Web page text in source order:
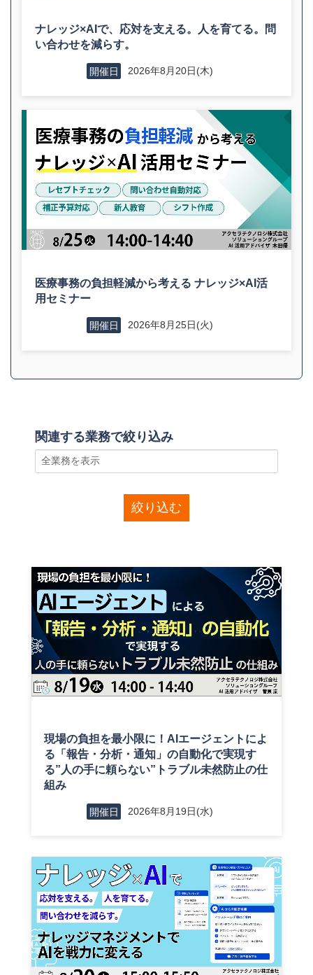
ナレッジ×AIで、応対を支える。人を育てる。問
い合わせを減らす。
開催日 2026年8月20日(木)
医療事務の負担軽減から考える ナレッジ×AI活
用セミナー
開催日 2026年8月25日(火)
関連する業務で絞り込み
絞り込む
現場の負担を最小限に！AIエージェントによ
る「報告・分析・通知」の自動化で実現す
る”人の手に頼らない”トラブル未然防止の仕
組み
開催日 2026年8月19日(水)